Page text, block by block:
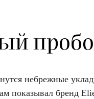
небрежные
показывал бренд